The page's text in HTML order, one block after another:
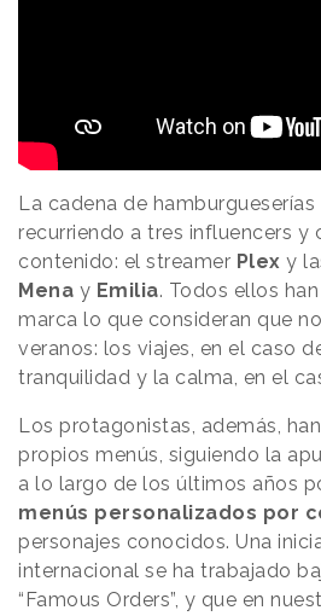
La cadena de
recurriendo a tres influencers y
contenido: el streamer Plex y
Mena y Emilia. Todos ellos
marca lo que consideran que
veranos: los viajes, en el caso
tranquilidad y la calma, en el
Los protagonistas, además,
propios menús, siguiendo la
a lo largo de los últimos años
menús personalizados por
personajes conocidos. Una
internacional se ha trabajado
“Famous Orders”, y que en